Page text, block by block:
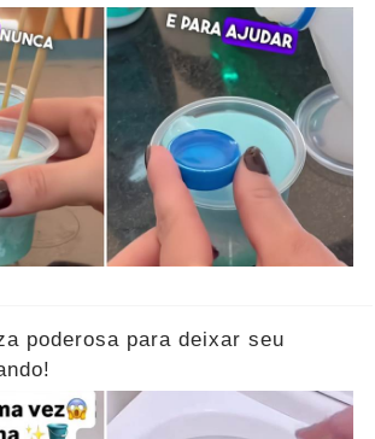
poderosa para deixar seu